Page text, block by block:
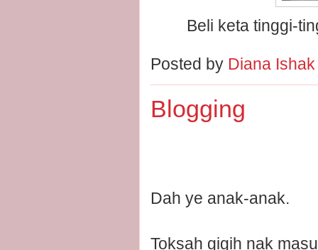
Beli keta tinggi-
Posted by Diana
Blogging
Dah ye anak-anak.
Toksah gigih nak